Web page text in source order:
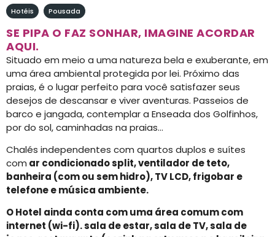
Hotéis Pousada
SE PIPA O FAZ SONHAR, IMAGINE ACORDAR
AQUI.
Situado em meio a uma natureza bela e exuberante, em
uma área ambiental protegida por lei. Próximo das
praias, é o lugar perfeito para você satisfazer seus
desejos de descansar e viver aventuras. Passeios de
barco e jangada, contemplar a Enseada dos Golfinhos,
por do sol, caminhadas na praias…
Chalés independentes com quartos duplos e suítes
com ar condicionado split, ventilador de teto,
banheira (com ou sem hidro), TV LCD, frigobar e
telefone e música ambiente.
O Hotel ainda conta com uma área comum com
internet (wi-fi). sala de estar, sala de TV, sala de